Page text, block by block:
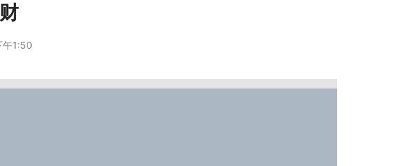
午1:50